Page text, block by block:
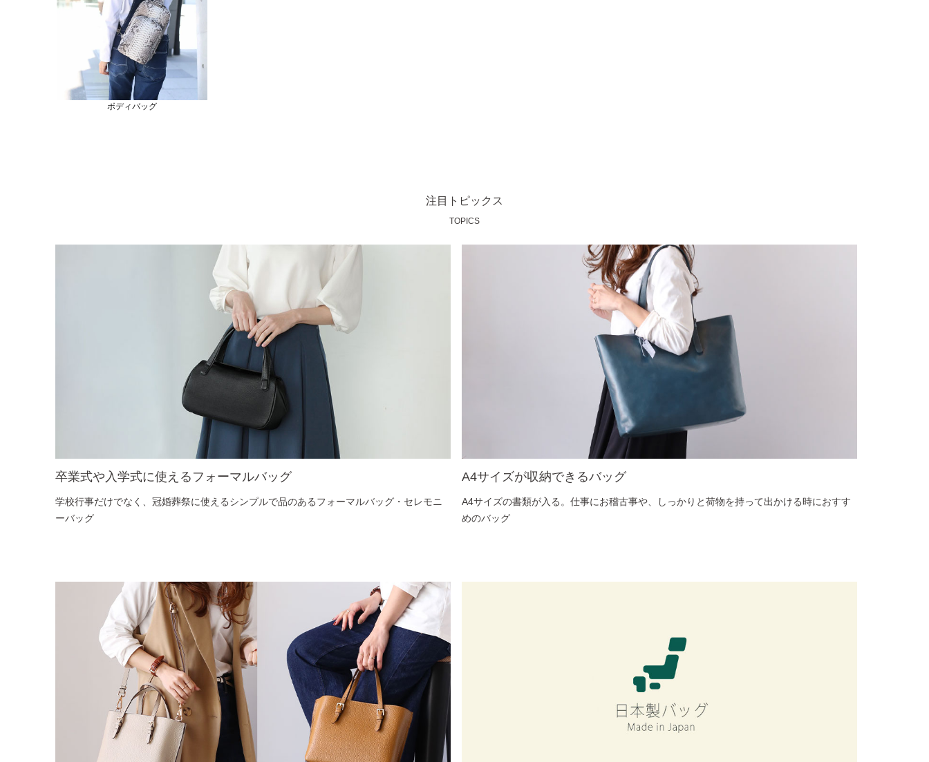
ボディバッグ
注目トピックス
TOPICS
卒業式や入学式に使えるフォーマルバッグ
学校行事だけでなく、冠婚葬祭に使えるシンプルで品のあるフォーマルバッグ・セレモニ
ーバッグ
A4サイズが収納できるバッグ
A4サイズの書類が入る。仕事にお稽古事や、しっかりと荷物を持って出かける時におすす
めのバッグ